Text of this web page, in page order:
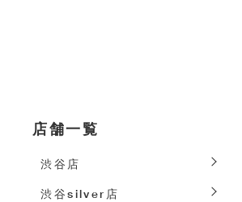
店舗一覧
渋谷店
渋谷silver店